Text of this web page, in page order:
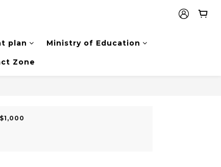
plan Ministry of Education
Zone